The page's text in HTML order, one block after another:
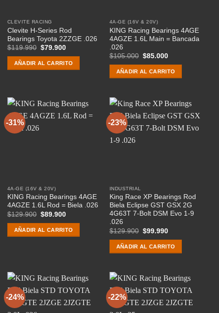
CLEVITE RACING
Clevite H-Series Rod
Bearings Toyota 2ZZGE .026
$119.990 El
original
era:
$79.900El
actual
es:
AÑADIR AL CARRITO
4A-GE (16V & 20V)
KING Racing Bearings 4AGE
4AGZE 1.6L Main = Bancada
.026
$105.000 El
original
era:
$85.000El
actual
es:
AÑADIR AL CARRITO
-31%
4A-GE (16V & 20V)
KING Racing Bearings 4AGE
4AGZE 1.6L Rod = Biela .026
$129.900 El
original
era:
$129.900.
$89.900El
actual
es:
$89.900.
AÑADIR AL CARRITO
-23%
INDUSTRIAL
King Race XP Bearings Rod
Biela Eclipse GST GSX 2G
4G63T 7-Bolt DSM Evo 1-9
.026
$129.900 El
original
era:
$129.900.
$99.990El
actual
es:
$99.990.
AÑADIR AL CARRITO
-24% -22%